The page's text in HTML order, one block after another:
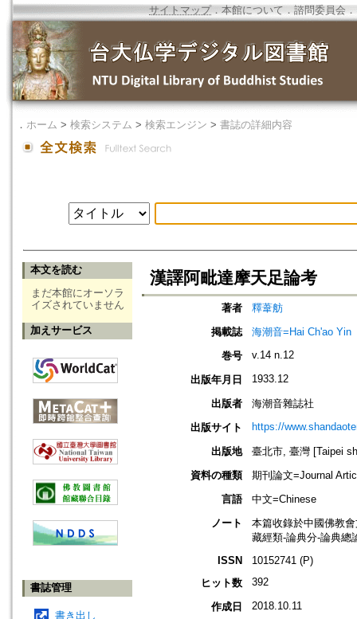
サイトマップ．本館について ． 諮問委員会 ．
． ホーム > 検索システム > 検索エンジン > 書誌の詳細内容
本文を読む
まだ本館にオーソラ
イズされていません
加えサービス
書誌管理
書き出し
漢譯阿毗達摩天足論考
著者
釋葦舫
掲載誌
海潮音=Hai Ch'ao Yin
巻号
v.14 n.12
出版年月日 1933.12
出版者
海潮音雜誌社
出版サイト
https://
出版地
臺北市, 臺灣 [Taipei
資料の種類
期刊論文=Journal
言語
中文=Chinese
ノート
本篇收錄於中國佛教
藏經類-論典分-論典總
ISSN
10152741 (P)
ヒット数
392
作成日 2018.10.11